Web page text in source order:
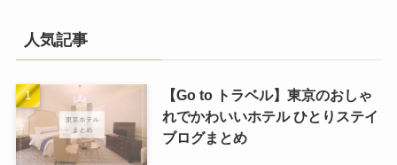
人気記事
【Go to トラベル】東京のおしゃ
れでかわいいホテル ひとりステイ
ブログまとめ